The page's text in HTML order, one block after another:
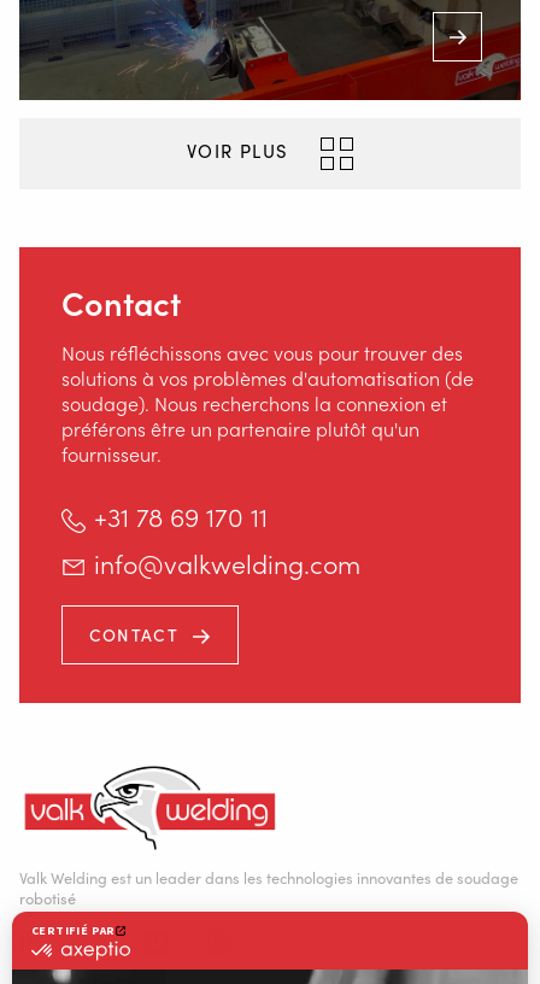
VOIR PLUS
Contact
Nous réfléchissons avec vous pour trouver des
solutions à vos problèmes d'automatisation (de
soudage). Nous recherchons la connexion et
préférons être un partenaire plutôt qu'un
fournisseur.
+31 78 69 170 11
info@valkwelding.com
CONTACT
Valk Welding est un leader dans les technologies innovantes de soudage
robotisé